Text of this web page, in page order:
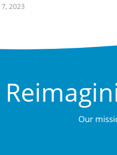
2023
Our